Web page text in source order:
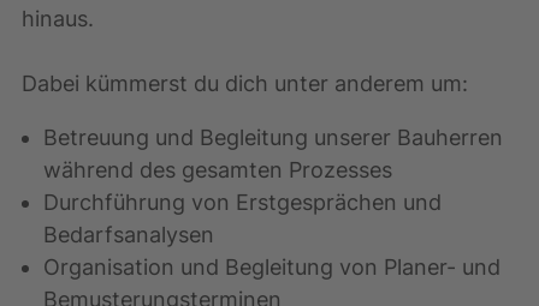
hinaus.
Dabei kümmerst du dich unter anderem um:
Betreuung und Begleitung unserer Bauherren
während des gesamten Prozesses
Durchführung von Erstgesprächen und
Bedarfsanalysen
Organisation und Begleitung von Planer- und
Bemusterungsterminen